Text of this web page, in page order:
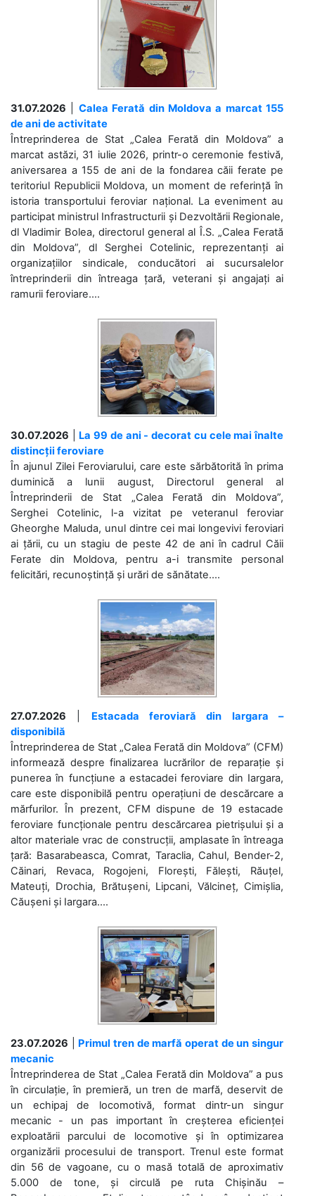
31.07.2026
Calea Ferată din Moldova a marcat 155
de ani de activitate
Întreprinderea de Stat „Calea Ferată din Moldova” a
marcat astăzi, 31 iulie 2026, printr-o ceremonie festivă,
aniversarea a 155 de ani de la fondarea căii ferate pe
teritoriul Republicii Moldova, un moment de referință în
istoria transportului feroviar național. La eveniment au
participat ministrul Infrastructurii și Dezvoltării Regionale,
dl Vladimir Bolea, directorul general al Î.S. „Calea Ferată
din Moldova”, dl Serghei Cotelinic, reprezentanți ai
organizațiilor sindicale, conducători ai sucursalelor
întreprinderii din întreaga țară, veterani și angajați ai
ramurii feroviare....
30.07.2026
La 99 de ani - decorat cu cele mai înalte
distincții feroviare
În ajunul Zilei Feroviarului, care este sărbătorită în prima
duminică a lunii august, Directorul general al
Întreprinderii de Stat „Calea Ferată din Moldova”,
Serghei Cotelinic, l-a vizitat pe veteranul feroviar
Gheorghe Maluda, unul dintre cei mai longevivi feroviari
ai țării, cu un stagiu de peste 42 de ani în cadrul Căii
Ferate din Moldova, pentru a-i transmite personal
felicitări, recunoștință și urări de sănătate....
27.07.2026
Estacada feroviară din Iargara –
disponibilă
Întreprinderea de Stat „Calea Ferată din Moldova” (CFM)
informează despre finalizarea lucrărilor de reparație și
punerea în funcțiune a estacadei feroviare din Iargara,
care este disponibilă pentru operațiuni de descărcare a
mărfurilor. În prezent, CFM dispune de 19 estacade
feroviare funcționale pentru descărcarea pietrișului și a
altor materiale vrac de construcții, amplasate în întreaga
țară: Basarabeasca, Comrat, Taraclia, Cahul, Bender-2,
Căinari, Revaca, Rogojeni, Florești, Fălești, Răuțel,
Mateuți, Drochia, Brătușeni, Lipcani, Vălcineț, Cimișlia,
Căușeni și Iargara....
23.07.2026
Primul tren de marfă operat de un singur
mecanic
Întreprinderea de Stat „Calea Ferată din Moldova” a pus
în circulație, în premieră, un tren de marfă, deservit de
un echipaj de locomotivă, format dintr-un singur
mecanic - un pas important în creșterea eficienței
exploatării parcului de locomotive și în optimizarea
organizării procesului de transport. Trenul este format
din 56 de vagoane, cu o masă totală de aproximativ
5.000 de tone, și circulă pe ruta Chișinău –